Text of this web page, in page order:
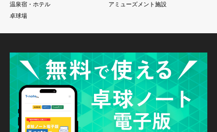
温泉宿・ホテル
アミューズメント施設
卓球場